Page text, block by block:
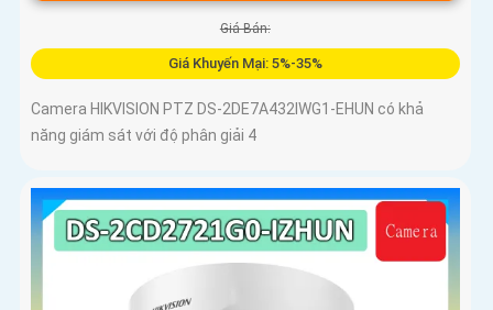
Giá Bán:
Giá Khuyến Mại: 5%-35%
Camera HIKVISION PTZ DS-2DE7A432IWG1-EHUN có khả
năng giám sát với độ phân giải 4